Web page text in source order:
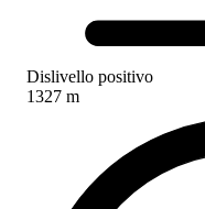
Dislivello positivo
1327 m